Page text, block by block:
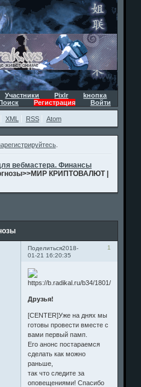
Участники Pixlr
kнопка
Регистрация Войти
XML RSS Atom
.
вебмастера. Финансы
КРИПТОВАЛЮТ |
Поделиться 1
2018-
01-21 16:20:35
Друзья!
[CENTER]Уже на днях мы
готовы провести вместе с
вами первый памп.
Его анонс постараемся
сделать как можно
раньше,
так что следите за
оповещениями! Спасибо